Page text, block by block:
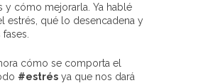
y cómo mejorarla. Ya hablé
estrés, qué lo desencadena y
cómo se comporta el
#estrés ya que nos dará